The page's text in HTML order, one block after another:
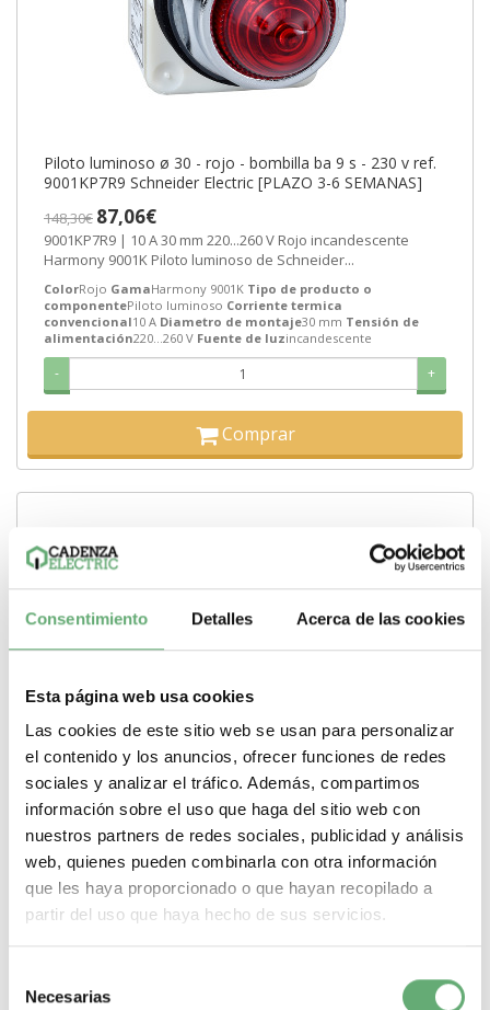
Consentimiento Detalles Acerca de las cookies
Esta página web usa cookies
Las cookies de este sitio web se usan para personalizar
el contenido y los anuncios, ofrecer funciones de redes
sociales y analizar el tráfico. Además, compartimos
información sobre el uso que haga del sitio web con
nuestros partners de redes sociales, publicidad y análisis
web, quienes pueden combinarla con otra información
que les haya proporcionado o que hayan recopilado a
partir del uso que haya hecho de sus servicios.
Necesarias
Piloto luminoso ø 30 - rojo - bombilla ba 9 s - 230 v ref.
9001KP7R9 Schneider Electric [PLAZO 3-6 SEMANAS]
148,30€ 87,06€
9001KP7R9 | 10 A 30 mm 220...260 V Rojo incandescente
Harmony 9001K Piloto luminoso de Schneider...
ColorRojo GamaHarmony 9001K Tipo de producto o
componentePiloto luminoso Corriente termica
convencional10 A Diametro de montaje30 mm Tensión de
alimentación220...260 V Fuente de luzincandescente
- +
Comprar
Piloto luminoso ø 30 - azul - lámpara ba 9 s - 230 v ref.
9001KP7L9 Schneider Electric [PLAZO 3-6 SEMANAS]
148,30€ 87,06€
9001KP7L9 | 10 A 30 mm 220...260 V Azul incandescente
Harmony 9001K Piloto luminoso de Schneider...
componente